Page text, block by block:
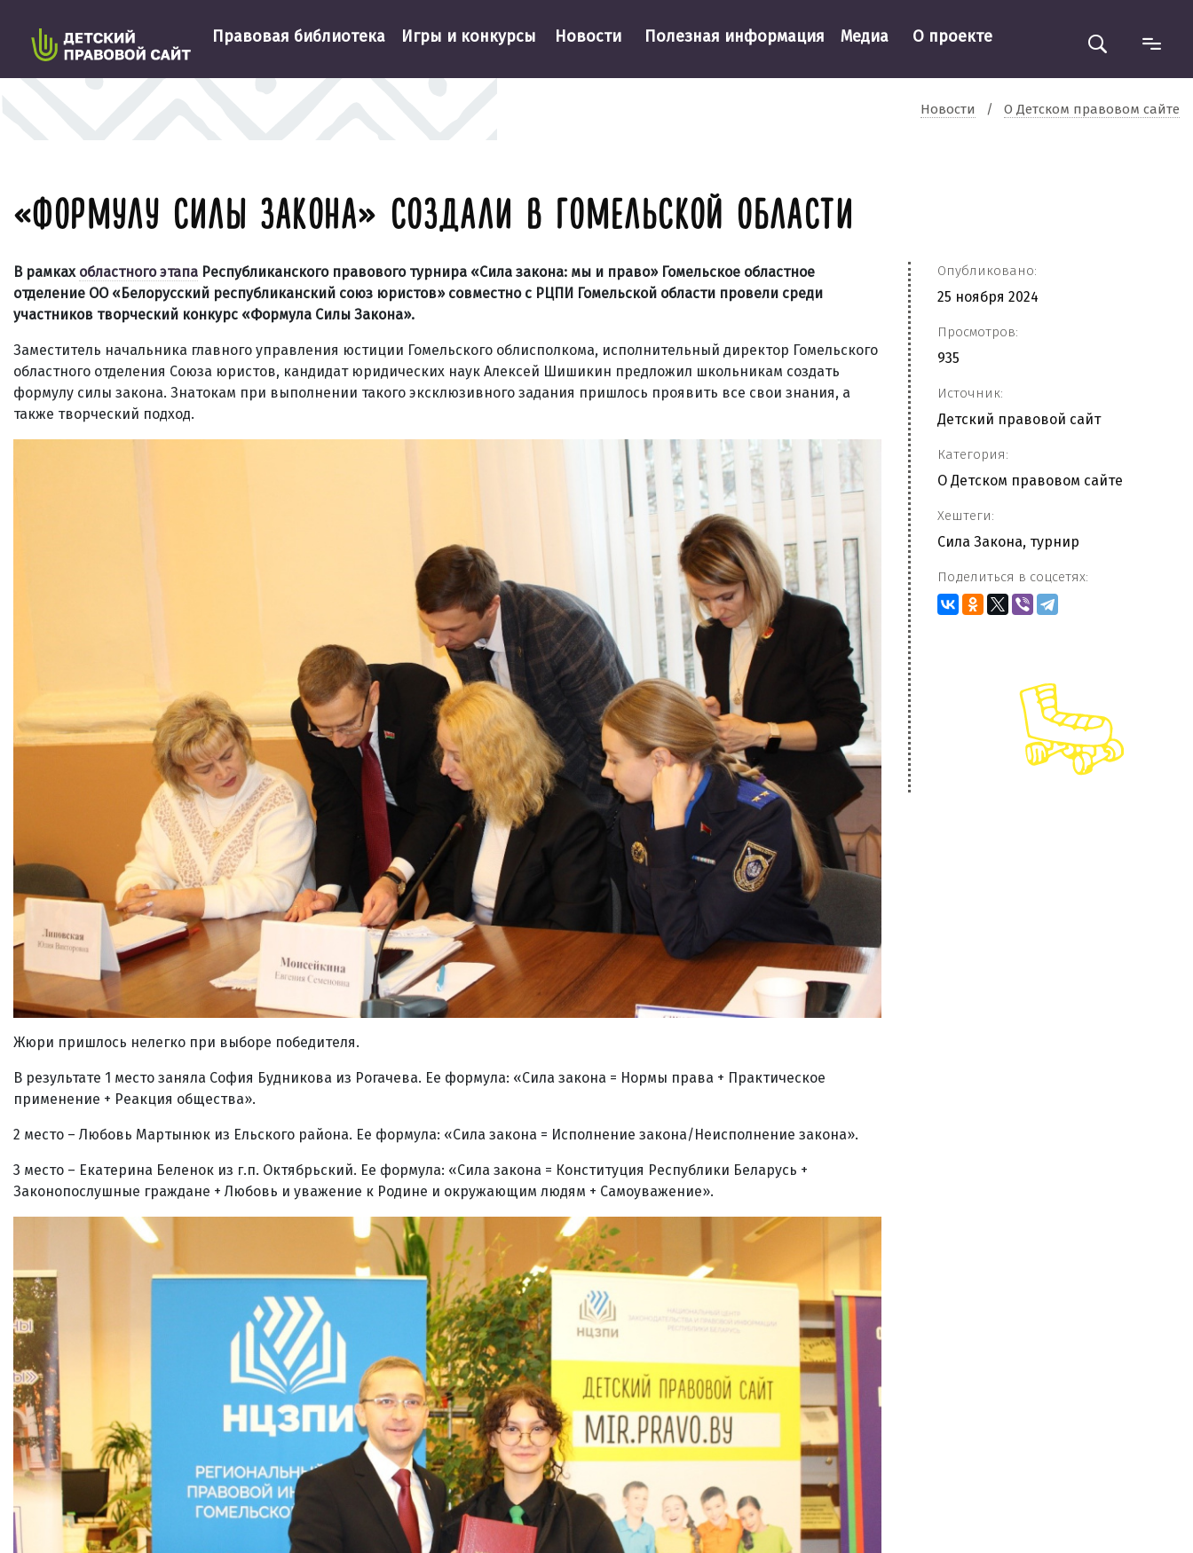
Правовая библиотека Игры и конкурсы Новости Полезная информация Медиа О проекте
Новости / О Детском правовом сайте
«ФОРМУЛУ СИЛЫ ЗАКОНА» СОЗДАЛИ В ГОМЕЛЬСКОЙ ОБЛАСТИ
В рамках областного этапа Республиканского правового турнира «Сила закона: мы и право» Гомельское областное
отделение ОО «Белорусский республиканский союз юристов» совместно с РЦПИ Гомельской области провели среди
участников творческий конкурс «Формула Силы Закона».
Заместитель начальника главного управления юстиции Гомельского облисполкома, исполнительный директор Гомельского
областного отделения Союза юристов, кандидат юридических наук Алексей Шишикин предложил школьникам создать
формулу силы закона. Знатокам при выполнении такого эксклюзивного задания пришлось проявить все свои знания, а
также творческий подход.
Жюри пришлось нелегко при выборе победителя.
В результате 1 место заняла София Будникова из Рогачева. Ее формула: «Сила закона = Нормы права + Практическое
применение + Реакция общества».
2 место – Любовь Мартынюк из Ельского района. Ее формула: «Сила закона = Исполнение закона/Неисполнение закона».
3 место – Екатерина Беленок из г.п. Октябрьский. Ее формула: «Сила закона = Конституция Республики Беларусь +
Законопослушные граждане + Любовь и уважение к Родине и окружающим людям + Самоуважение».
Опубликовано:
25 ноября 2024
Просмотров:
935
Источник:
Детский правовой сайт
Категория:
О Детском правовом сайте
Хештеги:
Сила Закона, турнир
Поделиться в соцсетях: